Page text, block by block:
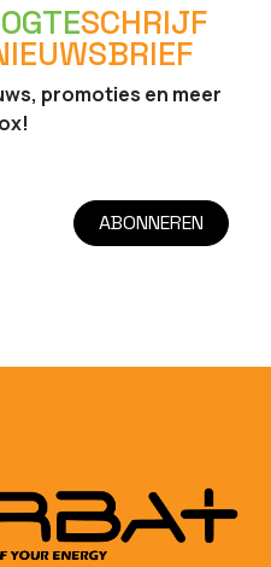
SCHRIJF
promoties en meer
ABONNEREN